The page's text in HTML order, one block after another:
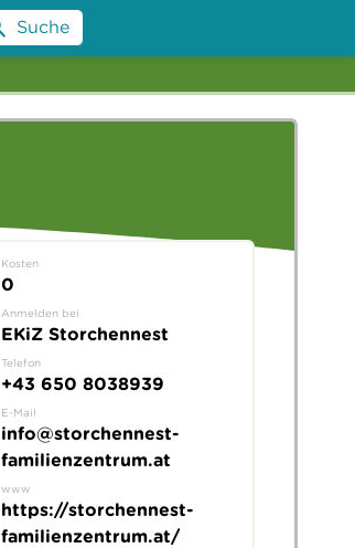
Suche
Kosten
0
Anmelden bei
EKiZ Storchennest
Telefon
+43 650 8038939
E-Mail
info@storchennest-
familienzentrum.at
www
https://storchennest-
familienzentrum.at/